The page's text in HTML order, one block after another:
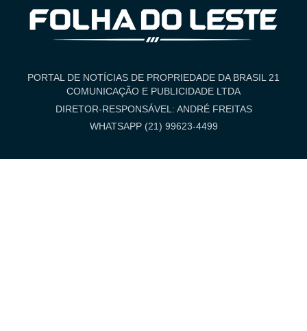
PORTAL DE NOTÍCIAS DE PROPRIEDADE DA BRASIL 21
COMUNICAÇÃO E PUBLICIDADE LTDA
DIRETOR-RESPONSÁVEL: ANDRÉ FREITAS
WHATSAPP (21) 99623-4499